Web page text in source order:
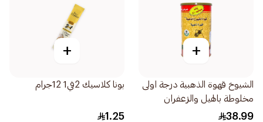
+
الشيوخ قهوة الذهبية درجة اولى
مخلوطة بالهيل والزعفران
500جرام
38.99
+
بونا كلاسيك 2في1 12جرام
1.25